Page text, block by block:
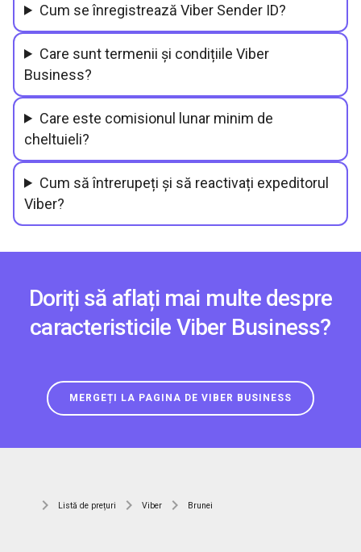
Cum se înregistrează Viber Sender ID?
Care sunt termenii și condițiile Viber
Business?
Care este comisionul lunar minim de
cheltuieli?
Cum să întrerupeți și să reactivați expeditorul
Viber?
Doriți să aflați mai multe despre
caracteristicile Viber Business?
MERGEȚI LA PAGINA DE VIBER BUSINESS
Listă de prețuri Viber Brunei